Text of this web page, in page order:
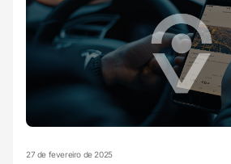
27 de fevereiro de 2025